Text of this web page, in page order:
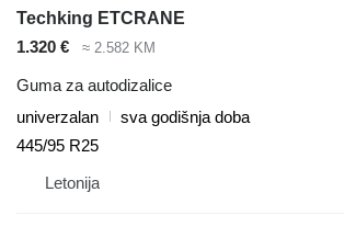
Techking ETCRANE
1.320 €
≈ 2.582 KM
Guma za autodizalice
univerzalan
sva godišnja doba
445/95 R25
Letonija